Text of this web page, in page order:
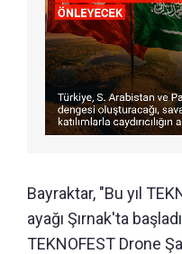
Bayraktar, "Bu yıl
ayağı Şırnak'ta
TEKNOFEST Drone